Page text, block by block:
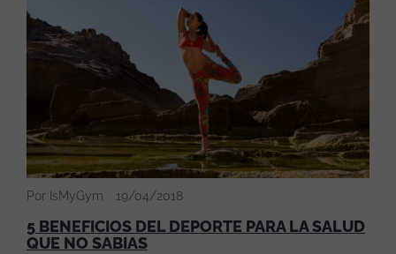
Por IsMyGym 19/04/2018
5 BENEFICIOS DEL DEPORTE PARA LA SALUD
QUE NO SABIAS